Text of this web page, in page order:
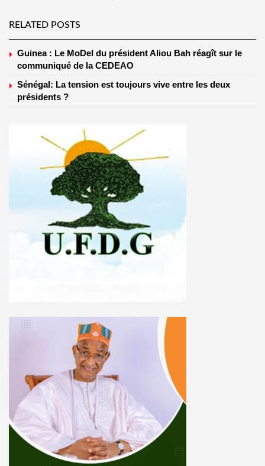
RELATED POSTS
Guinea : Le MoDel du président Aliou Bah réagît sur le
communiqué de la CEDEAO
Sénégal: La tension est toujours vive entre les deux
présidents ?